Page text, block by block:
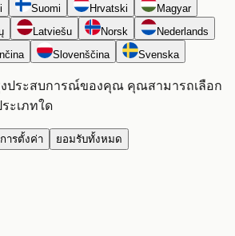
Suomi Hrvatski
Magyar
Latviešu Norsk
Nederlands
Slovenščina Svenska
งประสบการณ์ของคุณ คุณสามารถเลือก
ะเภทใด
ารตั้งค่า ยอมรับทั้งหมด